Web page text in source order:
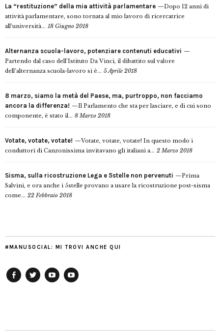
La “restituzione” della mia attività parlamentare
Dopo 12 anni di
attività parlamentare, sono tornata al mio lavoro di ricercatrice
all’università... 18 Giugno 2018
Alternanza scuola-lavoro, potenziare contenuti educativi
Partendo dal caso dell’Istituto Da Vinci, il dibattito sul valore
dell’alternanza scuola-lavoro si è... 5 Aprile 2018
8 marzo, siamo la metà del Paese, ma, purtroppo, non facciamo
ancora la differenza!
Il Parlamento che sta per lasciare, e di cui sono
componente, è stato il... 8 Marzo 2018
Votate, votate, votate!
Votate, votate, votate! In questo modo i
conduttori di Canzonissima invitavano gli italiani a... 2 Marzo 2018
Sisma, sulla ricostruzione Lega e 5stelle non pervenuti
Prima
Salvini, e ora anche i 5stelle provano a usare la ricostruzione post-sisma
come... 22 Febbraio 2018
#MANUSOCIAL: MI TROVI ANCHE QUI